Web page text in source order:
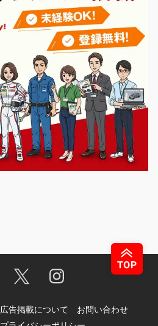
広告掲載について
お問い合わせ